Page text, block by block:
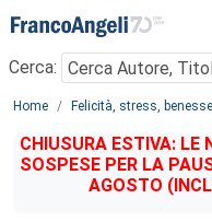
Menu
Cerca:
Main content
Home Felicità, stress,
CHIUSURA ESTIVA: LE
SOSPESE PER LA
AGOSTO